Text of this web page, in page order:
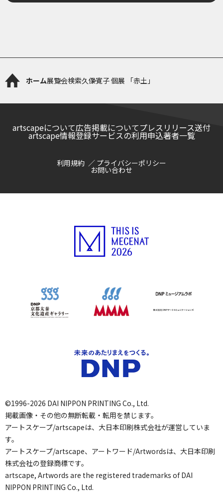
ホーム展覧会検索久保寛子 個展 「赤土」
artscapeについて広告掲載についてプレスリリース送付
artscape情報登録サービスの利用申込著者一覧
利用規約 プライバシーポリシー
お問い合わせ
©1996-2026 DAI NIPPON PRINTING Co., Ltd.
掲載画像・その他の無断転載・転用を禁じます。
アートスケープ/artscapeは、大日本印刷株式会社が運営していま
す。
アートスケープ/artscape、アートワード/Artwordsは、大日本印刷
株式会社の登録商標です。
artscape, Artwords are the registered trademarks of DAI
NIPPON PRINTING Co., Ltd.